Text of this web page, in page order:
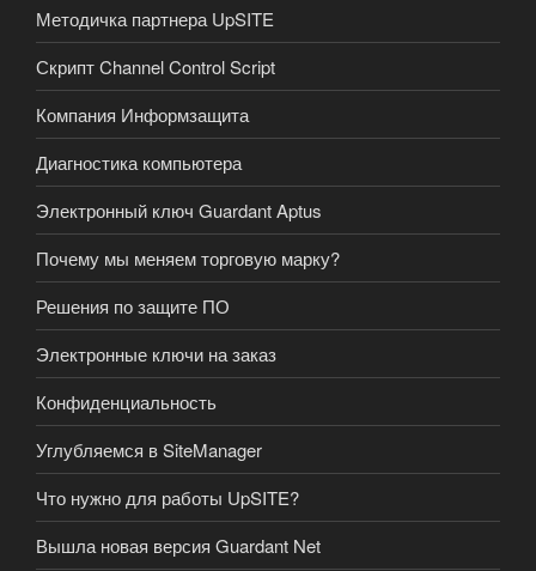
Методичка партнера UpSITE
Скрипт Channel Control Script
Компания Информзащита
Диагностика компьютера
Электронный ключ Guardant Aptus
Почему мы меняем торговую марку?
Решения по защите ПО
Электронные ключи на заказ
Конфиденциальность
Углубляемся в SiteManager
Что нужно для работы UpSITE?
Вышла новая версия Guardant Net